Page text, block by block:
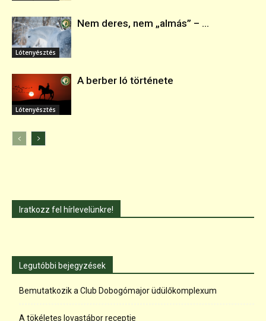
Lótenyésztés
Nem deres, nem „almás” – ...
Lótenyésztés
A berber ló története
Iratkozz fel hírlevelünkre!
Legutóbbi bejegyzések
Bemutatkozik a Club Dobogómajor üdülőkomplexum
A tökéletes lovastábor receptje